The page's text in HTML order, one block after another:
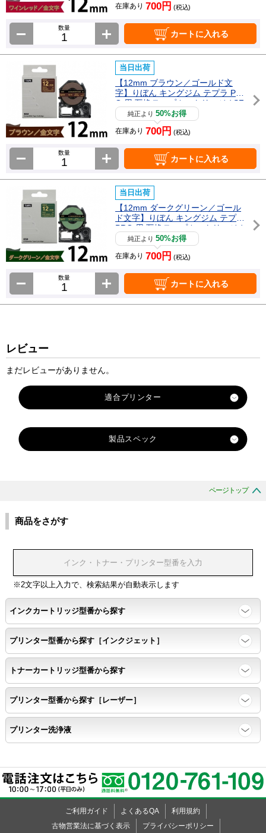
在庫あり 700円 (税込)
数量
カートに入れる
当日出荷
【12mm ブラウン／ゴールド文
字】りぼん キングジム テプラ PR
O 用 互換テープカートリッジ / SF
R12AZ
純正より50%お得
在庫あり 700円 (税込)
数量
カートに入れる
当日出荷
【12mm ダークグリーン／ゴール
ド文字】りぼん キングジム テプラ
PRO 用 互換テープカートリッジ /
SFR12DZ
純正より50%お得
在庫あり 700円 (税込)
数量
カートに入れる
レビュー
まだレビューがありません。
適合プリンター
SR130RP2
SR170
SR220
SR230C
SR230CH
SR300
SR313
SR330
SR333
SR370
SR424
SR515
SR520
SR530
製品スペック
カ
純
正
型
番
S
R
1
K
S
R
1
G
K
S
F
R
B
K
S
F
R
1
2
P
K
S
F
R
1
K
S
F
R
1
2
S
Z
S
F
R
1
Z
S
F
R
1
Z
S
F
R
1
Z
S
F
R
Z
S
F
R
Z
S
R
Z
S
R
Z
S
R
2
D
Z
カ
ラ
ー
ブ ブ
ラ
ブ
ラ
ブ
ラ
ブ
ラ
ページトップ
商品をさがす
※2文字以上入力で、検索結果が自動表示します
インクカートリッジ型番から探す
プリンター型番から探す［インクジェット］
トナーカートリッジ型番から探す
プリンター型番から探す［レーザー］
プリンター洗浄液
ご利用ガイド よくあるQA
利用規約
古物営業法に基づく表示
プライバシーポリシー